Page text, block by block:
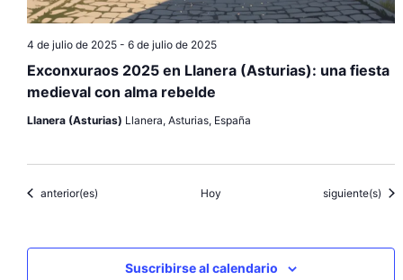
Exconxuraos 2025 en Llanera (Asturias): una fiesta
medieval con alma rebelde
4 de julio de 2025- 6 de julio de 2025
Llanera (Asturias) Llanera, Asturias, España
Eventos
anterior(es) Hoy Eventos
siguiente(s)
Suscribirse al calendario